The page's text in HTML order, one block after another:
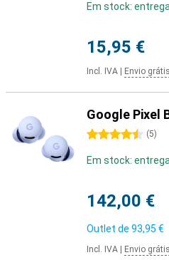
Em stock:
15,95 €
Incl. IVA Envio grátis
Google Pixel
4.5 estrelas (5)
Em stock:
142,00 €
Outlet de 93,95 €
Incl. IVA Envio grátis